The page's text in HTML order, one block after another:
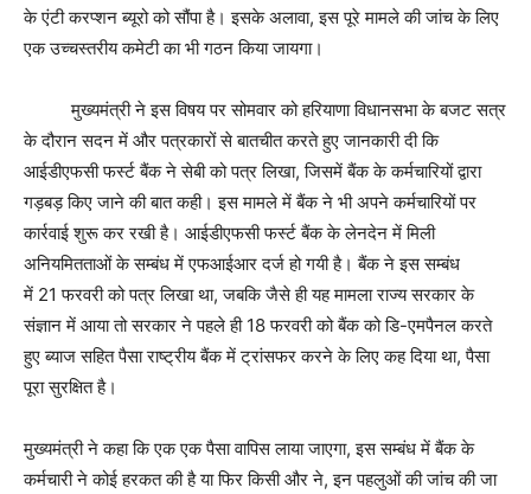
के एंटी करप्शन ब्यूरो को सौंपा है। इसके अलावा, इस पूरे मामले की जांच के लिए
एक उच्चस्तरीय कमेटी का भी गठन किया जायगा।
मुख्यमंत्री ने इस विषय पर सोमवार को हरियाणा विधानसभा के बजट सत्र
के दौरान सदन में और पत्रकारों से बातचीत करते हुए जानकारी दी कि
आईडीएफसी फर्स्ट बैंक ने सेबी को पत्र लिखा, जिसमें बैंक के कर्मचारियों द्वारा
गड़बड़ किए जाने की बात कही। इस मामले में बैंक ने भी अपने कर्मचारियों पर
कार्रवाई शुरू कर रखी है। आईडीएफसी फर्स्ट बैंक के लेनदेन में मिली
अनियमितताओं के सम्बंध में एफआईआर दर्ज हो गयी है। बैंक ने इस सम्बंध
में 21 फरवरी को पत्र लिखा था, जबकि जैसे ही यह मामला राज्य सरकार के
संज्ञान में आया तो सरकार ने पहले ही 18 फरवरी को बैंक को डि-एमपैनल करते
हुए ब्याज सहित पैसा राष्ट्रीय बैंक में ट्रांसफर करने के लिए कह दिया था, पैसा
पूरा सुरक्षित है।
मुख्यमंत्री ने कहा कि एक एक पैसा वापिस लाया जाएगा, इस सम्बंध में बैंक के
कर्मचारी ने कोई हरकत की है या फिर किसी और ने, इन पहलुओं की जांच की जा